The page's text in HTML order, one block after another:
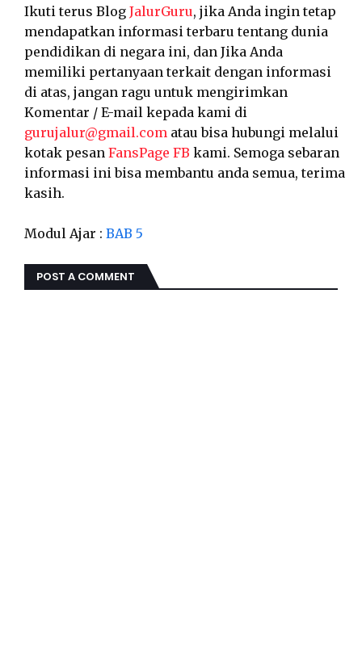
Ikuti terus Blog JalurGuru, jika Anda ingin tetap
mendapatkan informasi terbaru tentang dunia
pendidikan di negara ini, dan Jika Anda
memiliki pertanyaan terkait dengan informasi
di atas, jangan ragu untuk mengirimkan
Komentar / E-mail kepada kami di
gurujalur@gmail.com atau bisa hubungi melalui
kotak pesan FansPage FB kami. Semoga sebaran
informasi ini bisa membantu anda semua, terima
kasih.
Modul Ajar : BAB 5
POST A COMMENT